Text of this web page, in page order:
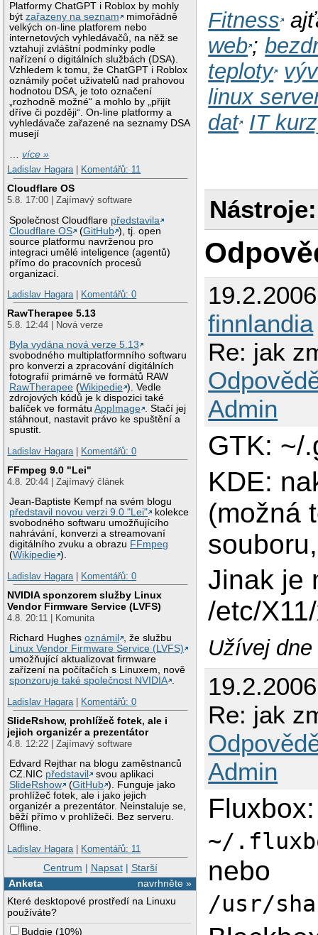
Platformy ChatGPT i Roblox by mohly
býtzařazeny na seznam
mimořádně
velkých on-line platforem nebo
internetových vyhledávačů, na něž se
vztahují zvláštní podmínky podle
nařízení o digitálních službách (DSA).
Vzhledem k tomu, že ChatGPT i Roblox
oznámily počet uživatelů nad prahovou
hodnotou DSA, je toto označení
„rozhodně možné“ a mohlo by „přijít
dříve či později“. On-line platformy a
vyhledávače zařazené na seznamy DSA
musejí
…více »
Ladislav Hagara| Komentářů: 11
Cloudflare OS
5.8. 17:00 | Zajímavý software
Společnost Cloudflare představila
Cloudflare OS
(GitHub ), tj. open
source platformu navrženou pro
integraci umělé inteligence (agentů)
přímo do pracovních procesů
organizací.
Ladislav Hagara| Komentářů: 0
RawTherapee 5.13
5.8. 12:44 | Nová verze
Byla vydána nová verze 5.13
svobodného multiplatformního softwaru
pro konverzi a zpracování digitálních
fotografií primárně ve formátů RAW
RawTherapee (Wikipedie ). Vedle
zdrojových kódů je k dispozici také
balíček ve formátuAppImage . Stačí jej
stáhnout, nastavit právo ke spuštění a
spustit.
Ladislav Hagara| Komentářů: 0
FFmpeg 9.0 "Lei"
4.8. 20:44 | Zajímavý článek
Jean-Baptiste Kempf na svém blogu
představil novou verzi 9.0 "Lei"
kolekce
svobodného softwaru umožňujícího
nahrávání, konverzi a streamovaní
digitálního zvuku a obrazu FFmpeg
(Wikipedie ).
Ladislav Hagara| Komentářů: 0
NVIDIA sponzorem služby Linux
Vendor Firmware Service (LVFS)
4.8. 20:11 | Komunita
Richard Hughesoznámil
, že službu
Linux Vendor Firmware Service (LVFS)
umožňující aktualizovat firmware
zařízení na počítačích s Linuxem, nově
sponzoruje také společnost NVIDIA .
Ladislav Hagara| Komentářů: 0
SlideRshow, prohlížeč fotek, ale i
jejich organizér a prezentátor
4.8. 12:22 | Zajímavý software
Edvard Rejthar na blogu zaměstnanců
CZ.NIC představil
svou aplikaci
SlideRshow
(GitHub ). Funguje jako
prohlížeč fotek, ale i jako jejich
organizér a prezentátor. Neinstaluje se,
běží přímo v prohlížeči. Bez serveru.
Offline.
Ladislav Hagara| Komentářů: 11
Centrum | Napsat| Starší
navrhněte »
Anketa
Které desktopové prostředí na Linuxu
používáte?
Budgie (10%)
Fitness
web ;
teploty
linux
dat IT
Nástroje:
finnlandia
Re: jak
Admin
GTK: ~/
KDE:
(možná
Jinak je
/etc/
Užívej
Re: jak
Admin
Fluxbox:
~/
nebo
/usr/